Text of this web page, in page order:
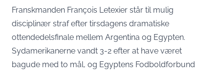
Franskmanden François Letexier står til mulig
disciplinær straf efter tirsdagens dramatiske
ottendedelsfinale mellem Argentina og Egypten.
Sydamerikanerne vandt 3-2 efter at have været
bagude med to mål, og Egyptens Fodboldforbund